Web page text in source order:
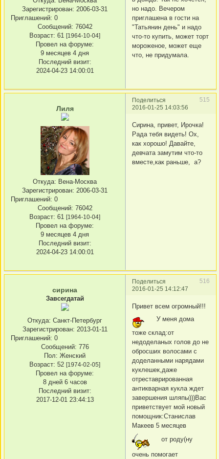
Зарегистрирован: 2006-03-31
Приглашений: 0
Сообщений: 76042
Возраст: 61 [1964-10-04]
Провел на форуме:
9 месяцев 4 дня
Последний визит:
2024-04-23 14:00:01
но надо. Вечером
приглашена в гости на
"Татьянин день" и надо
что-то купить, может торт
мороженое, может еще
что, не придумала.
Поделиться
515
2016-01-25 14:03:56
Лиля
Откуда: Вена-Москва
Зарегистрирован: 2006-03-31
Приглашений: 0
Сообщений: 76042
Возраст: 61 [1964-10-04]
Провел на форуме:
9 месяцев 4 дня
Последний визит:
2024-04-23 14:00:01
Сирина, привет, Ирочка!
Рада тебя видеть! Ох,
как хорошо! Давайте,
девчата замутим что-то
вместе,как раньше, а?
Поделиться
516
2016-01-25 14:12:47
сирина
Завсегдатай
Откуда: Санкт-Петербург
Зарегистрирован: 2013-01-11
Приглашений: 0
Сообщений: 776
Пол: Женский
Возраст: 52 [1974-02-05]
Провел на форуме:
8 дней 6 часов
Последний визит:
2017-12-01 23:44:13
Привет всем огромный!!!
У меня дома
тоже склад:от
недоделаных голов до не
обросших волосами с
доделанными нарядами
куклешек,даже
отреставрированная
антикварная кукла ждет
завершения шляпы)))Вас
приветствует мой новый
помощник:Станислав
Макеев 5 месяцев
от роду(ну
очень помогает